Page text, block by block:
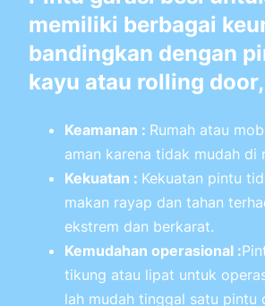
memiliki berbagai
bandingkan dengan
kayu atau rolling
Keamanan : Rumah atau
aman karena tidak mudah di
Kekuatan : Kekuatan pintu
makan rayap dan tahan
ekstrem dan berkarat.
Kemudahan operasional :
tikung atau lipat untuk
lah mudah tinggal satu pintu